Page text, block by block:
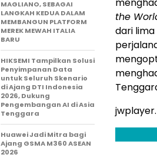
the
dari
MAGLIANO, SEBAGAI
LANGKAH KEDUA DALAM
MEMBANGUN PLATFORM
MEREK MEWAH ITALIA
BARU
HIKSEMI Tampilkan Solusi
Penyimpanan Data
untuk Seluruh Skenario
di Ajang DTI Indonesia
2026, Dukung
Pengembangan AI di Asia
Tenggara
Huawei Jadi Mitra bagi
Ajang GSMA M360 ASEAN
2026